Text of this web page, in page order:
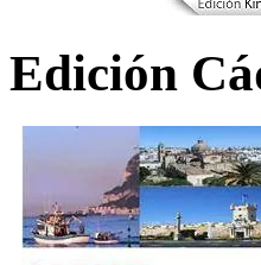
Edición